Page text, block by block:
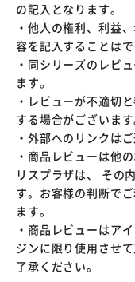
の記入となります。
・他人の権利、利益
容を記入することは
・同シリーズのレビ
ます。
・レビューが不適切
する場合がございます
・外部へのリンクはご
・商品レビューは他
リスプラザは、 その
す。お客様の判断で
ます。
・商品レビューはア
ジンに限り使用させ
了承ください。